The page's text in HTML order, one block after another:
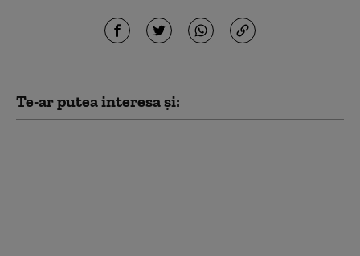
Te-ar putea interesa și: